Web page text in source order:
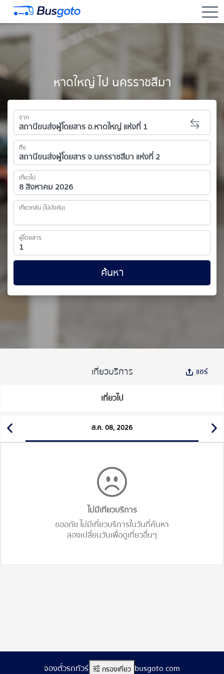
หาดใหญ่ ไป นครราชสีมา
จาก
ถึง
เที่ยวไป
เที่ยวกลับ (ไม่บังคับ)
ผู้โดยสาร
ค้นหา
เที่ยวบริการ แชร์
เที่ยวไป
ส.ค. 08, 2026
ไม่มีเทียวบริการ
ขออภัย ไม่มีเที่ยวบริการในวันที่ค้นหา
ลองเปลี่ยนวันเพื่อดูเที่ยวอื่นๆ
กรองเที่ยว
จองตั๋วรถทัวร์ออนไลน์ www.busgoto.com